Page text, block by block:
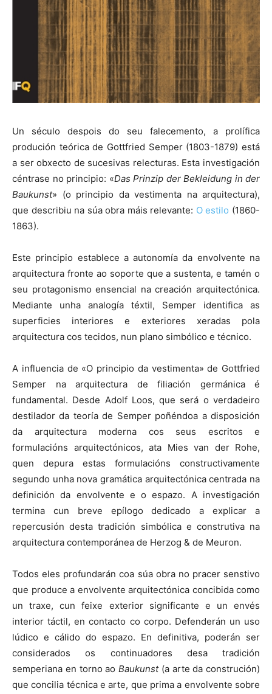
Un século despois do seu falecemento, a prolífica
produción teórica de Gottfried Semper (1803-1879) está
a ser obxecto de sucesivas relecturas. Esta investigación
céntrase no principio: «Das Prinzip der Bekleidung in der
Baukunst» (o principio da vestimenta na arquitectura),
que describiu na súa obra máis relevante: O estilo (1860-
1863).
Este principio establece a autonomía da envolvente na
arquitectura fronte ao soporte que a sustenta, e tamén o
seu protagonismo ensencial na creación arquitectónica.
Mediante unha analogía téxtil, Semper identifica as
superficies interiores e exteriores xeradas pola
arquitectura cos tecidos, nun plano simbólico e técnico.
A influencia de «O principio da vestimenta» de Gottfried
Semper na arquitectura de filiación germánica é
fundamental. Desde Adolf Loos, que será o verdadeiro
destilador da teoría de Semper poñéndoa a disposición
da arquitectura moderna cos seus escritos e
formulacións arquitectónicos, ata Mies van der Rohe,
quen depura estas formulacións constructivamente
segundo unha nova gramática arquitectónica centrada na
definición da envolvente e o espazo. A investigación
termina cun breve epílogo dedicado a explicar a
repercusión desta tradición simbólica e construtiva na
arquitectura contemporánea de Herzog & de Meuron.
Todos eles profundarán coa súa obra no pracer senstivo
que produce a envolvente arquitectónica concibida como
un traxe, cun feixe exterior significante e un envés
interior táctil, en contacto co corpo. Defenderán un uso
lúdico e cálido do espazo. En definitiva, poderán ser
considerados os continuadores desa tradición
semperiana en torno ao Baukunst(a arte da construción)
que concilia técnica e arte, que prima a envolvente sobre